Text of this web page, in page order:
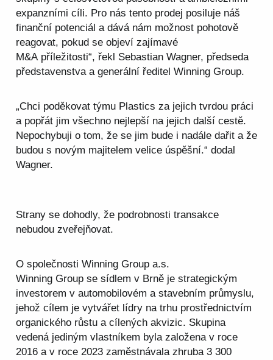
expanzními cíli. Pro nás tento prodej posiluje náš
finanční potenciál a dává nám možnost pohotově
reagovat, pokud se objeví zajímavé
M&A příležitosti“, řekl Sebastian Wagner, předseda
představenstva a generální ředitel Winning Group.
„Chci poděkovat týmu Plastics za jejich tvrdou práci
a popřát jim všechno nejlepší na jejich další cestě.
Nepochybuji o tom, že se jim bude i nadále dařit a že
budou s novým majitelem velice úspěšní.“ dodal
Wagner.
Strany se dohodly, že podrobnosti transakce
nebudou zveřejňovat.
O společnosti Winning Group a.s.
Winning Group se sídlem v Brně je strategickým
investorem v automobilovém a stavebním průmyslu,
jehož cílem je vytvářet lídry na trhu prostřednictvím
organického růstu a cílených akvizic. Skupina
vedená jediným vlastníkem byla založena v roce
2016 a v roce 2023 zaměstnávala zhruba 3 300